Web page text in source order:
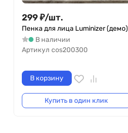
299₽/шт.
Пенка для лица Luminizer (демо)
В наличии
Артикул cos200300
В корзину
Купить в один клик